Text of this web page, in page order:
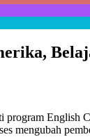
mengubah